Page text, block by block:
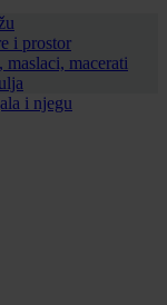
i prostor
macerati
i njegu